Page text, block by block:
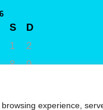
experience,
S
D
1
2
8
9